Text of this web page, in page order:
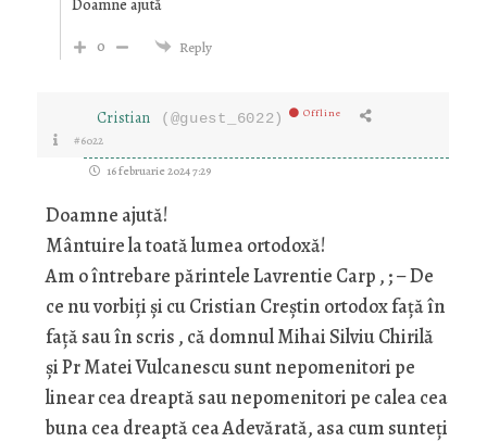
Doamne ajută
0
Reply
Cristian (@guest_6022) Offline
#6022
16 februarie 2024 7:29
Doamne ajută!
Mântuire la toată lumea ortodoxă!
Am o întrebare părintele Lavrentie Carp , ; – De
ce nu vorbiți și cu Cristian Creștin ortodox față în
față sau în scris , că domnul Mihai Silviu Chirilă
și Pr Matei Vulcanescu sunt nepomenitori pe
linear cea dreaptă sau nepomenitori pe calea cea
buna cea dreaptă cea Adevărată, asa cum sunteți